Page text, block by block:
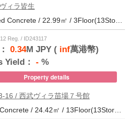
ィラ皆生
Built 52 yrs / Steel・Reinforced Concrete / 22.99㎡ / 3Floor(13Stories) / 138Units / Distance from the station.
Reg. / ID243117
0.34M JPY (inf萬港幣)
Yield： - %
Property details
16 / 西武ヴィラ苗場７号館
Built 40 yrs / Steel reinforced Concrete / 24.42㎡ / 13Floor(13Stories) / 372Units / Distance from the station.